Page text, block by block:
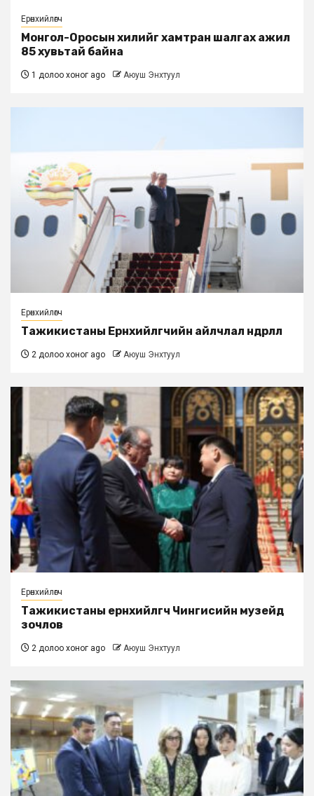
Ерөнхийлөгч
Монгол-Оросын хилийг хамтран шалгах ажил
85 хувьтай байна
1 долоо хоног ago Аюуш Энхтуул
Ерөнхийлөгч
Тажикистаны Ерөнхийлөгчийн айлчлал өндөрлөлөө
2 долоо хоног ago Аюуш Энхтуул
Ерөнхийлөгч
Тажикистаны ерөнхийлөгч Чингисийн музейд
зочлов
2 долоо хоног ago Аюуш Энхтуул